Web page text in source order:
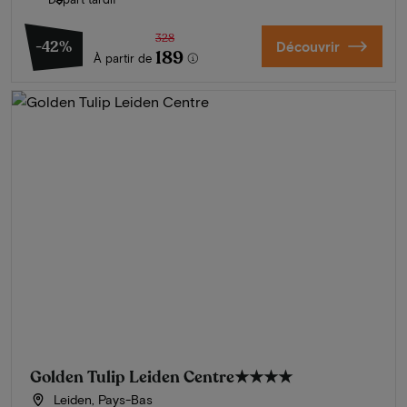
-42%
À partir de
328
189 Découvrir
Golden Tulip Leiden Centre★★★★
Leiden, Pays-Bas